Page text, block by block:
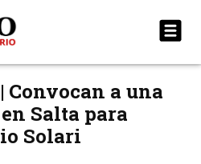
Convocan a una
Salta para
Solari